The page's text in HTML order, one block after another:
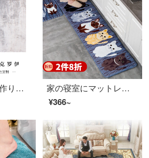
マイクロイの手作りオーダーメイドハイエンド竹繊維カーペットの後、現代では簡単で贅沢な北欧客間ソファ茶何畳部屋のベッドルームのベッドサイドのタペストリーJ 300-1【優良品質の竹繊維】250 MM*3500 MM
家の寝室にマットレスを敷いて、玄関のトイレのマットを厚くして、吸水滑り止めマットを敷きます。長さがいっぱい敷いて、洗濯機で洗うことができます。萌え猫灰色50 X 120 CM。
¥366~